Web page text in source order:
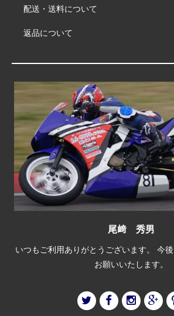
配送・送料について
返品について
尾﨑 秀男
いつもご利用ありがとうございます。 今
お願いいたします。